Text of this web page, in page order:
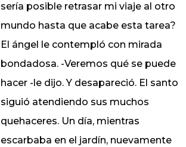
sería posible retrasar mi viaje al otro
mundo hasta que acabe esta tarea?
El ángel le contempló con mirada
bondadosa. -Veremos qué se puede
hacer -le dijo. Y desapareció. El santo
siguió atendiendo sus muchos
quehaceres. Un día, mientras
escarbaba en el jardín, nuevamente